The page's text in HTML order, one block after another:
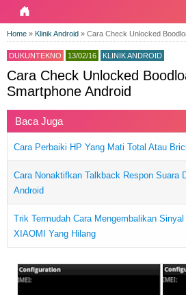
Home » Klinik Android » Cara Check Unlocked
DUKUNTEKNO 13/02/16 KLINIK ANDROID
Cara Check Unlocked
Smartphone Android
Baca Juga
Cara Perbaiki HP Yang Mati Total Atau
Cara Nonaktifkan Talkback Respon Suara
Android
Trik Termudah Cara Mengembalikan
XIAOMI Yang Hilang